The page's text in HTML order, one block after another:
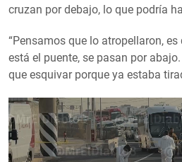
cruzan por debajo, lo que podría
“Pensamos que lo atropellaron,
está el puente, se pasan por
que esquivar porque ya estaba